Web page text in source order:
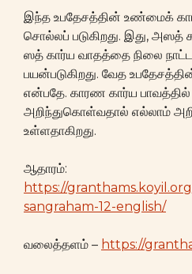
இந்த உபதேசத்தின் உண்மைக்
சொல்லப் படுகிறது. இது, அஸத்
ஸத் கார்ய வாதத்தை நிலை
பயன்படுகிறது. வேத
என்பதே. காரண கார்ய
அறிந்துகொள்வதால் எல்லாம்
உள்ளதாகிறது.
ஆதாரம்:
https://
sangraham-12-english/
வலைத்தளம் – https://